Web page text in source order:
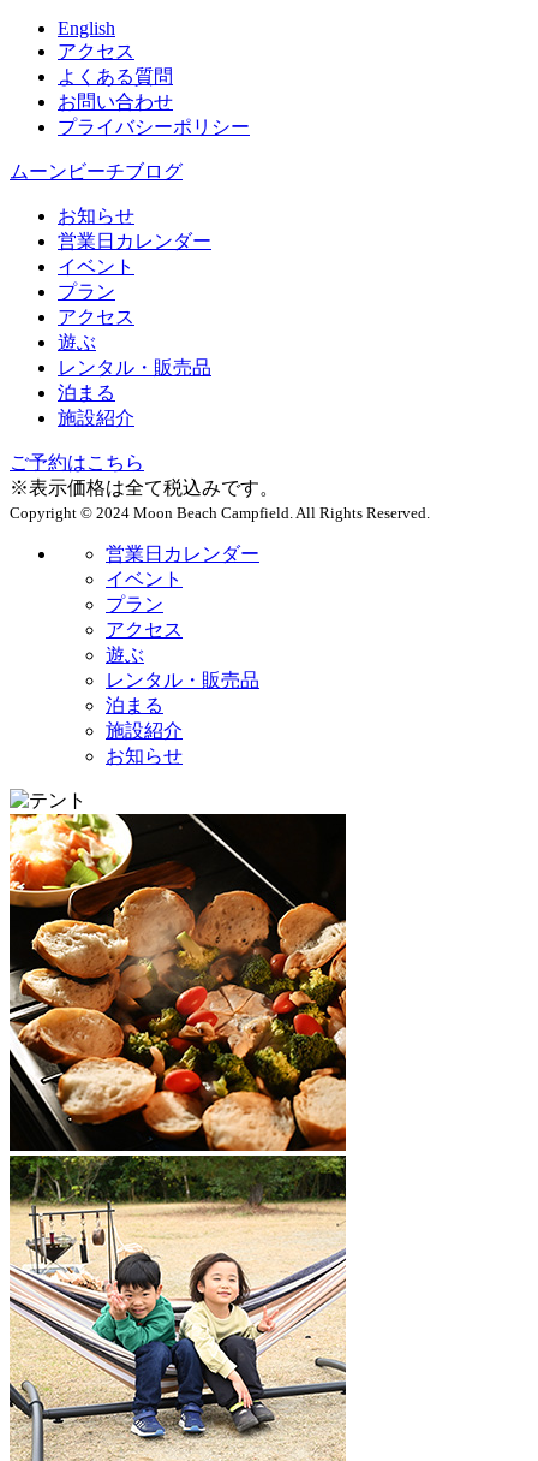
English
アクセス
よくある質問
お問い合わせ
プライバシーポリシー
ムーンビーチブログ
お知らせ
営業日カレンダー
イベント
プラン
アクセス
遊ぶ
レンタル・販売品
泊まる
施設紹介
ご予約はこちら
※表示価格は全て税込みです。
Copyright © 2024 Moon Beach Campfield. All Rights Reserved.
営業日カレンダー
イベント
プラン
アクセス
遊ぶ
レンタル・販売品
泊まる
施設紹介
お知らせ